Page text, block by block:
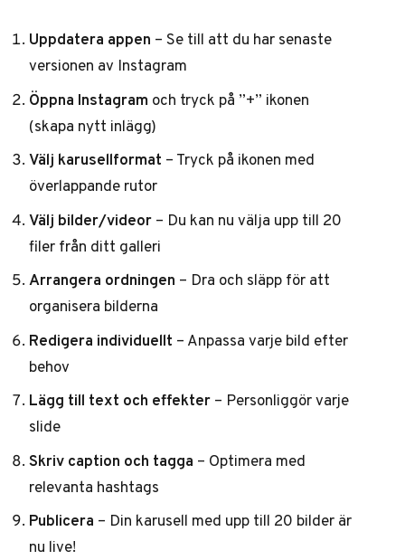
Uppdatera appen – Se till att du har senaste
versionen av Instagram
Öppna Instagram och tryck på ”+” ikonen
(skapa nytt inlägg)
Välj karusellformat – Tryck på ikonen med
överlappande rutor
Välj bilder/videor– Du kan nu välja upp till 20
filer från ditt galleri
Arrangera ordningen – Dra och släpp för att
organisera bilderna
Redigera individuellt – Anpassa varje bild efter
behov
Lägg till text och effekter– Personliggör varje
slide
Skriv caption och tagga – Optimera med
relevanta hashtags
Publicera – Din karusell med upp till 20 bilder är
nu live!